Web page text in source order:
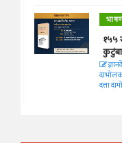
१५५
दत्ता